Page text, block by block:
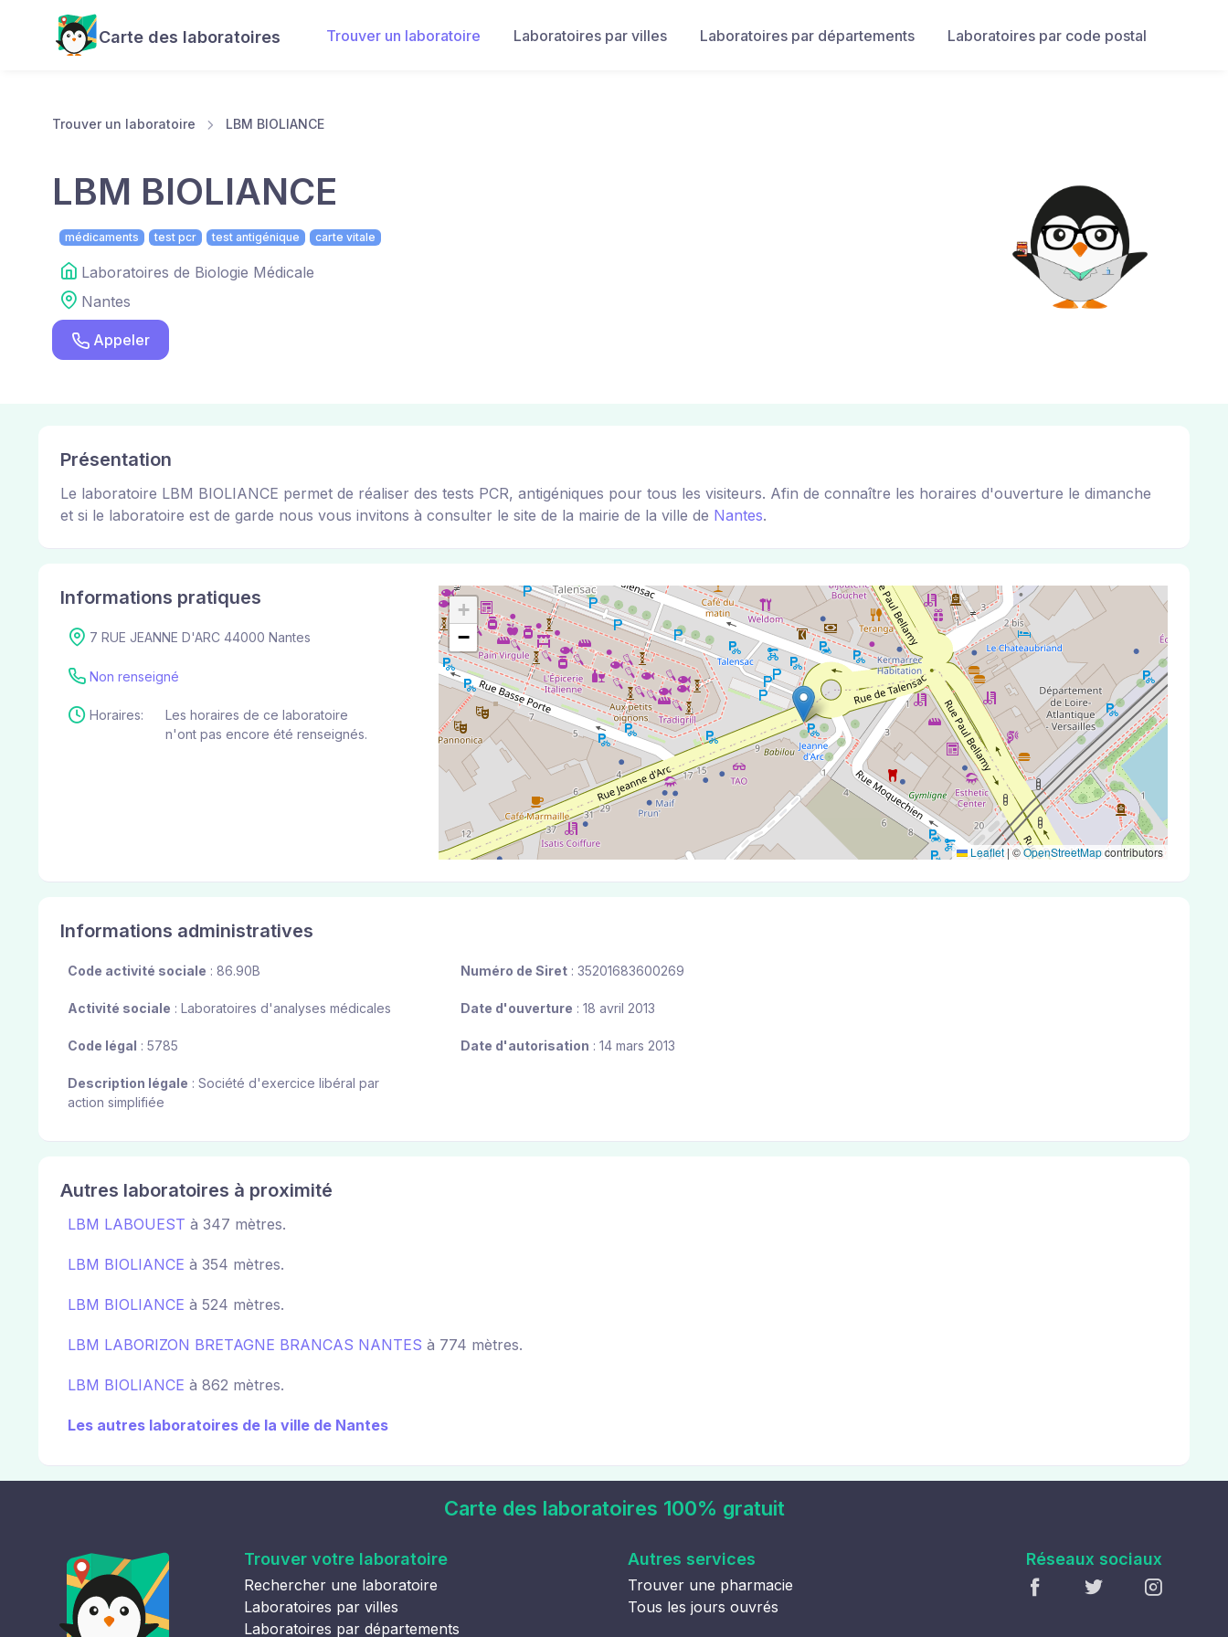
Carte des laboratoires Trouver un laboratoire Laboratoires par villes Laboratoires par départements Laboratoires par code postal
Trouver un laboratoire LBM BIOLIANCE
LBM BIOLIANCE
médicaments test pcr test antigénique carte vitale
Laboratoires de Biologie Médicale
Nantes
Appeler
Présentation
Le laboratoire LBM BIOLIANCE permet de réaliser des tests PCR, antigéniques pour tous les visiteurs. Afin de connaître les horaires d'ouverture le dimanche
et si le laboratoire est de garde nous vous invitons à consulter le site de la mairie de la ville de Nantes.
Informations pratiques
7 RUE JEANNE D'ARC 44000 Nantes
Non renseigné
Horaires:
Les horaires de ce laboratoire
n'ont pas encore été renseignés.
+
−
Leaflet |©OpenStreetMapcontributors
Informations administratives
Code activité sociale : 86.90B
Activité sociale : Laboratoires d'analyses médicales
Code légal : 5785
Description légale : Société d'exercice libéral par
action simplifiée
Numéro de Siret : 35201683600269
Date d'ouverture : 18 avril 2013
Date d'autorisation : 14 mars 2013
Autres laboratoires à proximité
LBM LABOUEST à 347 mètres.
LBM BIOLIANCE à 354 mètres.
LBM BIOLIANCE à 524 mètres.
LBM LABORIZON BRETAGNE BRANCAS NANTES à 774 mètres.
LBM BIOLIANCE à 862 mètres.
Les autres laboratoires de la ville de Nantes
Carte des laboratoires 100% gratuit
Trouver votre laboratoire
Rechercher une laboratoire
Laboratoires par villes
Laboratoires par départements
Autres services
Trouver une pharmacie
Tous les jours ouvrés
Réseaux sociaux